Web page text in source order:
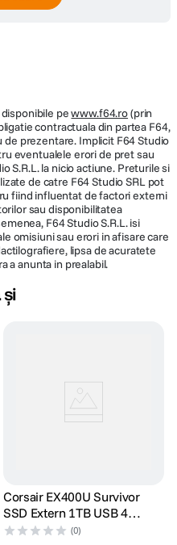
disponibile pewww.f64.ro(prin
contractuala din partea F64,
prezentare. Implicit F64 Studio
eventualele erori de pret sau
S.R.L. la nicio actiune. Preturile si
de catre F64 Studio SRL pot
fiind influentat de factori externi
sau disponibilitatea
F64 Studio S.R.L. isi
omisiuni sau erori in afisare care
lipsa de acuratete
a anunta in prealabil.
Corsair EX400U Survivor
SSD Extern 1TB USB 4
Negru
(0)